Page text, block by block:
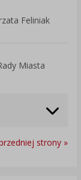
Feliniak
Miasta
strony »